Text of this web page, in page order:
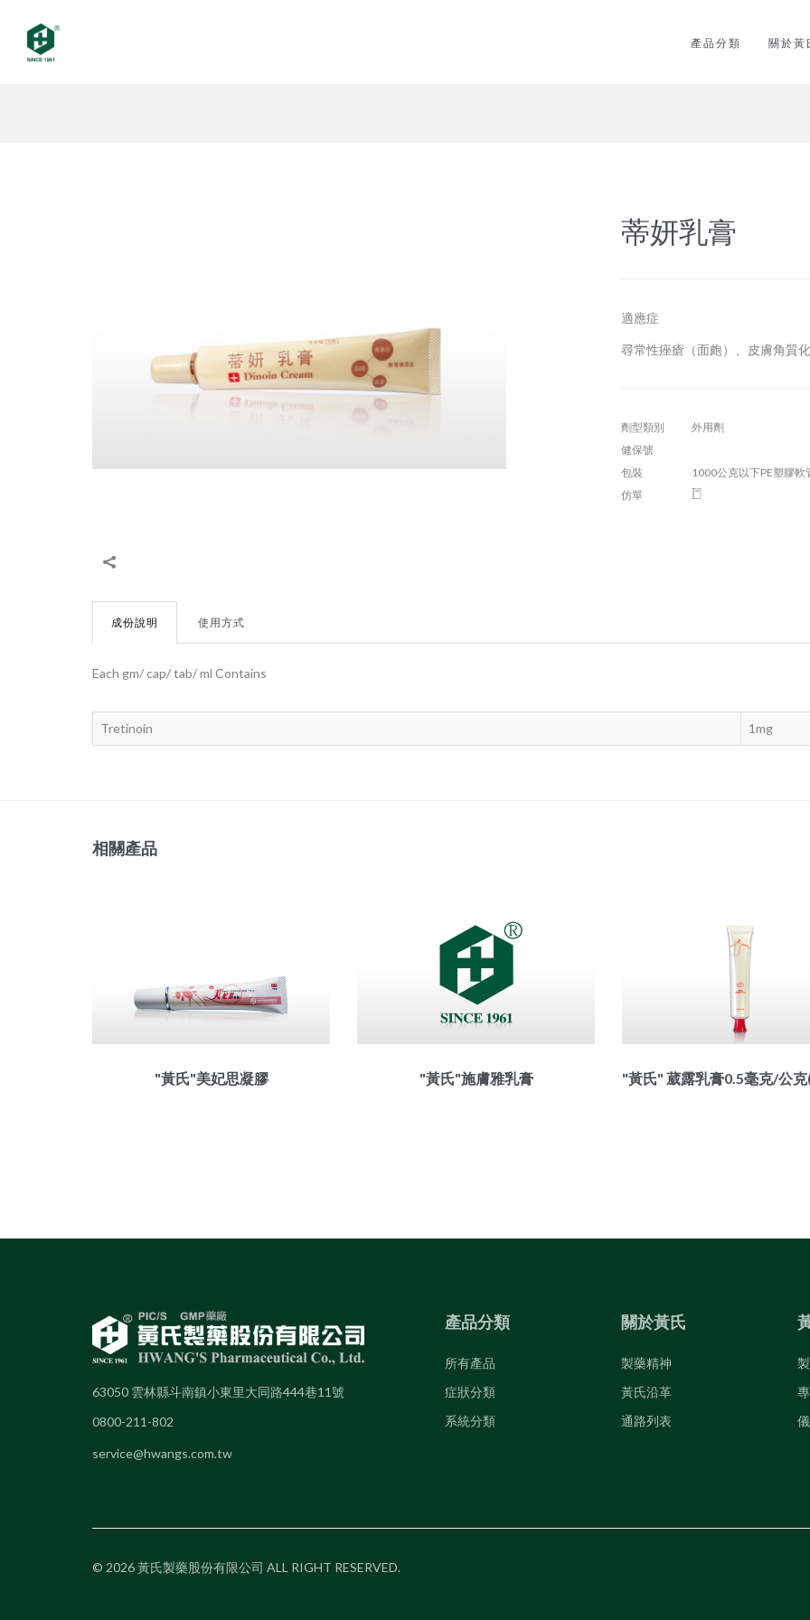
產品分類 關於黃
蒂妍乳膏
適應症
尋常性痤瘡（面皰）、皮膚角質
劑型類別
外用劑
健保號
包裝
1000公克以下PE塑膠軟
仿單
成份說明 使用方式
Each gm/ cap/ tab/ ml Contains
Tretinoin 1mg
相關產品
"黃氏"美妃思凝膠 "黃氏"施膚雅乳膏 "黃氏" 葳露乳膏0.5毫克/公
63050 雲林縣斗南鎮小東里大同路444巷11號
0800-211-802
service@hwangs.com.tw
產品分類
所有產品
症狀分類
系統分類
關於黃氏
製藥精神
黃氏沿革
通路列表
© 2026 黃氏製藥股份有限公司 ALL RIGHT RESERVED.